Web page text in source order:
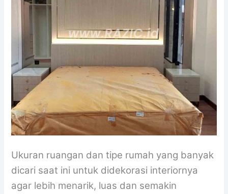
Ukuran ruangan dan tipe rumah yang banyak
dicari saat ini untuk didekorasi interiornya
agar lebih menarik, luas dan semakin